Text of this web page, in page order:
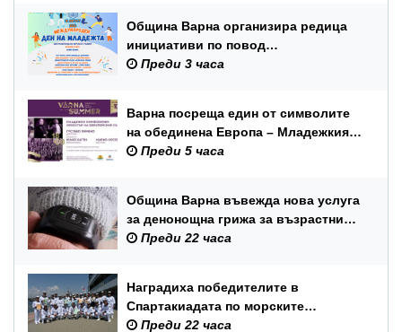
Община Варна организира редица
инициативи по повод
Международния ден на младежта –
Преди 3 часа
Варна посреща един от символите
на обединена Европа – Младежкия
симфоничен оркестър на ЕС
Преди 5 часа
Община Варна въвежда нова услуга
за денонощна грижа за възрастни
хора и лица с трайни увреждания
Преди 22 часа
Наградиха победителите в
Спартакиадата по морските
спортове на Военноморските сили
Преди 22 часа